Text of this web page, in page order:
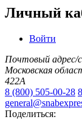
Личный
Войти
Почтовый адрес/
Московская
422А
8 (800) 505-00-28
Поделиться: